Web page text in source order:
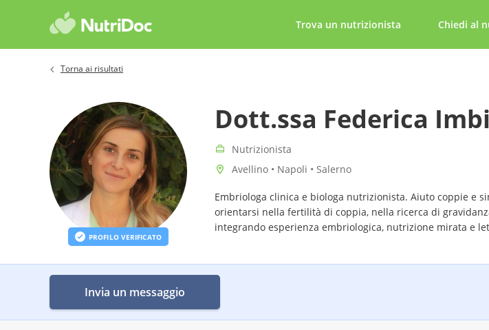
Trova un nutrizionista Chiedi al
Torna ai risultati
PROFILO VERIFICATO
Dott.ssa Federica
Nutrizionista
Avellino • Napoli • Salerno
Embriologa clinica e biologa nutrizionista. Aiuto coppie e
orientarsi nella fertilità di coppia, nella ricerca di
integrando esperienza embriologica, nutrizione mirata e
Invia un messaggio